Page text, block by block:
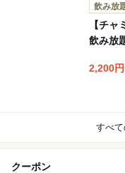
飲み放
【チ
飲み放
2,200円
すべて
クーポン